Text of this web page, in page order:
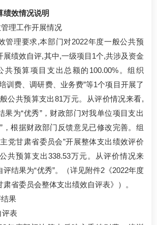
绩效情况说明
理工作开展情况
管理要求,本部门对2022年度一般公共预
展绩效自评,其中,一级项目1个,共涉及资金
共预算项目支出总额的100.00%。组织
训费、调研费、业务费”等1个项目开展了
公共预算支出81万元。从评价情况来看,
果为“优秀”，财政部门对我单位项目支出
，根据财政部门反馈意见已修改完善。组
党甘肃省委员会”开展整体支出绩效评价
共预算支出338.53万元。从评价情况来
结果为“优秀”。（详见附件2《2022年度
省委员会整体支出绩效自评表》）。
果
评表